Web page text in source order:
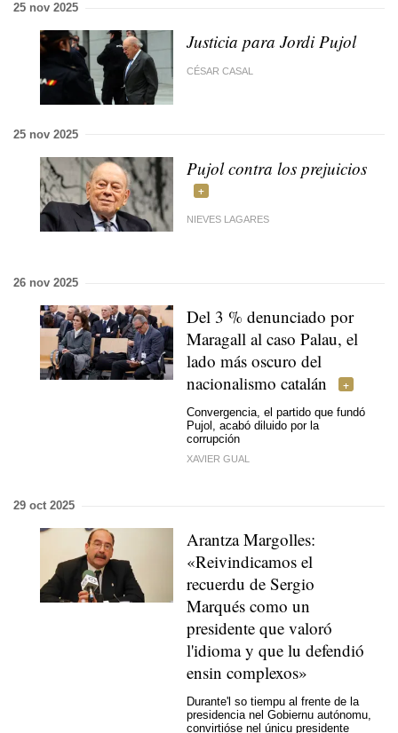
25 nov 2025
Justicia para Jordi Pujol
CÉSAR CASAL
25 nov 2025
Pujol contra los prejuicios
NIEVES LAGARES
26 nov 2025
Del 3 % denunciado por
Maragall al caso Palau, el
lado más oscuro del
nacionalismo catalán
Convergencia, el partido que fundó
Pujol, acabó diluido por la
corrupción
XAVIER GUAL
29 oct 2025
Arantza Margolles:
«Reivindicamos el
recuerdu de Sergio
Marqués como un
presidente que valoró
l'idioma y que lu defendió
ensin complexos»
Durante'l so tiempu al frente de la
presidencia nel Gobiernu autónomu,
convirtióse nel únicu presidente